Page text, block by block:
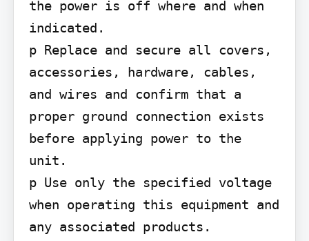
the power is off where and when
indicated.
p Replace and secure all covers,
accessories, hardware, cables,
and wires and confirm that a
proper ground connection exists
before applying power to the
unit.
p Use only the specified voltage
when operating this equipment and
any associated products.